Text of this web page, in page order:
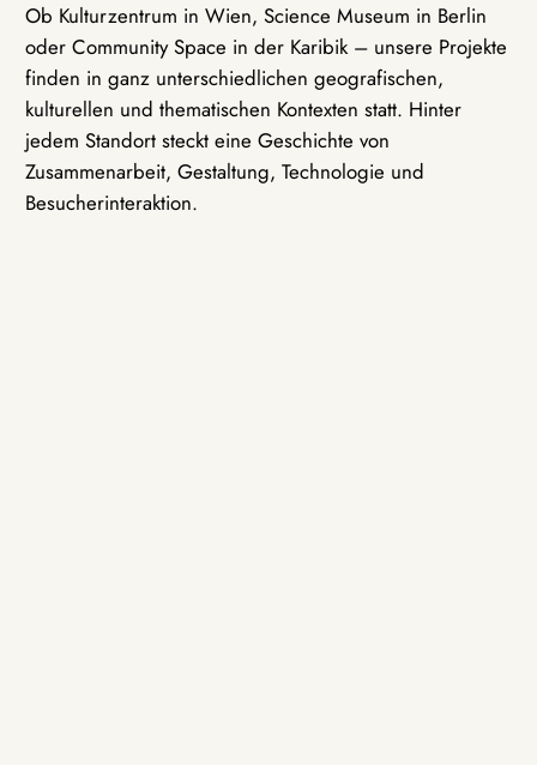
Ob Kulturzentrum in Wien, Science Museum in Berlin
oder Community Space in der Karibik – unsere Projekte
finden in ganz unterschiedlichen geografischen,
kulturellen und thematischen Kontexten statt. Hinter
jedem Standort steckt eine Geschichte von
Zusammenarbeit, Gestaltung, Technologie und
Besucherinteraktion.